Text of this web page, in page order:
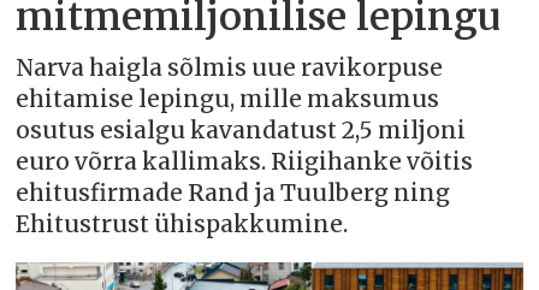
mitmemiljonilise lepingu
Narva haigla sõlmis uue ravikorpuse
ehitamise lepingu, mille maksumus
osutus esialgu kavandatust 2,5 miljoni
euro võrra kallimaks. Riigihanke võitis
ehitusfirmade Rand ja Tuulberg ning
Ehitustrust ühispakkumine.